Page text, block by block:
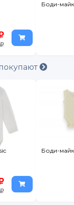
Боди-
Боди-